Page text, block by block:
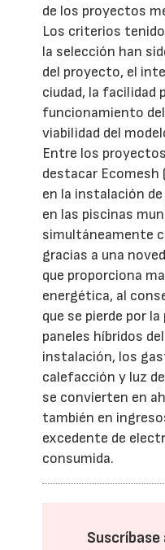
de los proyectos
Los criterios
la selección han
del proyecto, el
ciudad, la facilidad
funcionamiento
viabilidad del
Entre los
destacar Ecomesh
en la instalación
en las piscinas
simultáneamente
gracias a una
que proporciona
energética, al
que se pierde por
paneles híbridos
instalación, los
calefacción y luz
se convierten en
también en
excedente de
consumida.